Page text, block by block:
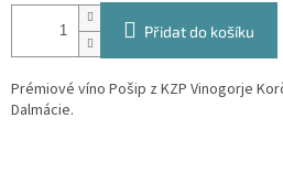
Přidat do košíku
Prémiové víno Pošip z KZP Vinogorje
Dalmácie.